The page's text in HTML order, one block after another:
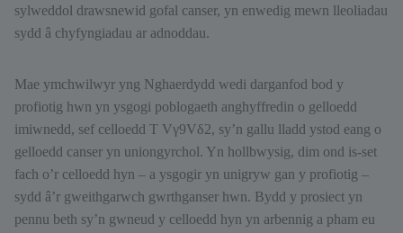
sylweddol drawsnewid gofal canser, yn enwedig mewn lleoliadau
sydd â chyfyngiadau ar adnoddau.
Mae ymchwilwyr yng Nghaerdydd wedi darganfod bod y
profiotig hwn yn ysgogi poblogaeth anghyffredin o gelloedd
imiwnedd, sef celloedd T Vγ9Vδ2, sy’n gallu lladd ystod eang o
gelloedd canser yn uniongyrchol. Yn hollbwysig, dim ond is-set
fach o’r celloedd hyn – a ysgogir yn unigryw gan y profiotig –
sydd â’r gweithgarwch gwrthganser hwn. Bydd y prosiect yn
pennu beth sy’n gwneud y celloedd hyn yn arbennig a pham eu